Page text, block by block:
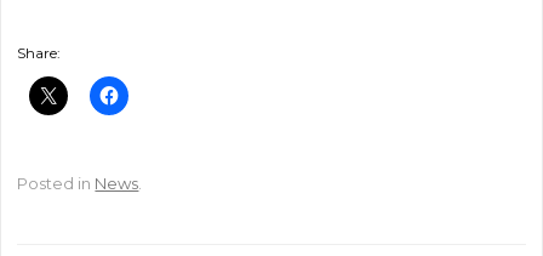
Share:
Posted in News.